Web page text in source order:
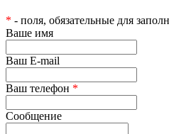
* - поля, обязательные для
Ваше имя
Ваш E-mail
Ваш телефон *
Сообщение